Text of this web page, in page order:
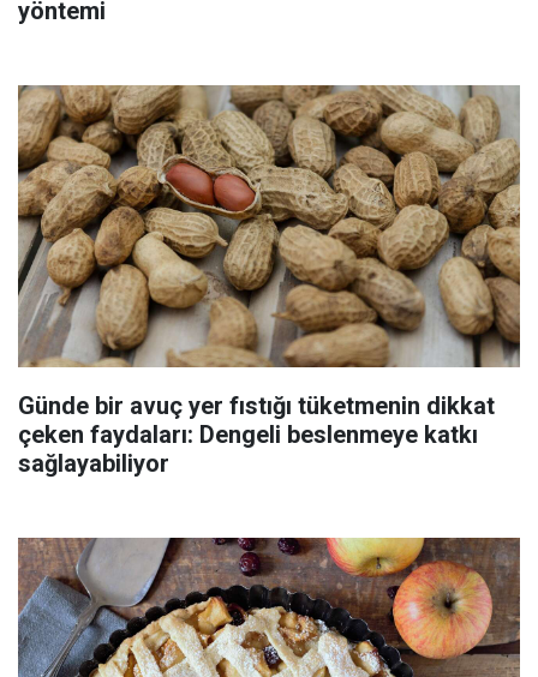
yöntemi
Günde bir avuç yer fıstığı tüketmenin dikkat
çeken faydaları: Dengeli beslenmeye katkı
sağlayabiliyor